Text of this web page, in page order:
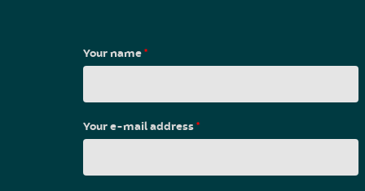
Your name*
Your e-mail address*